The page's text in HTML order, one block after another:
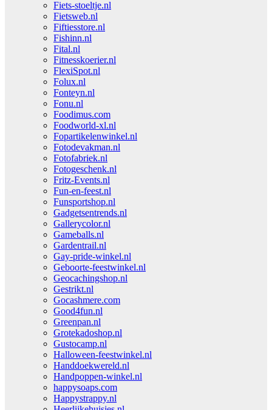
Fiets-stoeltje.nl
Fietsweb.nl
Fiftiesstore.nl
Fishinn.nl
Fital.nl
Fitnesskoerier.nl
FlexiSpot.nl
Folux.nl
Fonteyn.nl
Fonu.nl
Foodimus.com
Foodworld-xl.nl
Fopartikelenwinkel.nl
Fotodevakman.nl
Fotofabriek.nl
Fotogeschenk.nl
Fritz-Events.nl
Fun-en-feest.nl
Funsportshop.nl
Gadgetsentrends.nl
Gallerycolor.nl
Gameballs.nl
Gardentrail.nl
Gay-pride-winkel.nl
Geboorte-feestwinkel.nl
Geocachingshop.nl
Gestrikt.nl
Gocashmere.com
Good4fun.nl
Greenpan.nl
Grotekadoshop.nl
Gustocamp.nl
Halloween-feestwinkel.nl
Handdoekwereld.nl
Handpoppen-winkel.nl
happysoaps.com
Happystrappy.nl